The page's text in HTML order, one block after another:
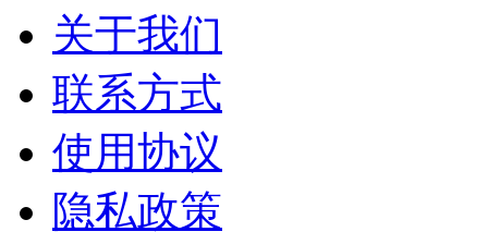
关于我们
联系方式
使用协议
隐私政策